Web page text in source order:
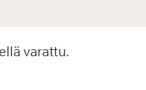
varattu.